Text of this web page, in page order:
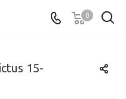
0
15-